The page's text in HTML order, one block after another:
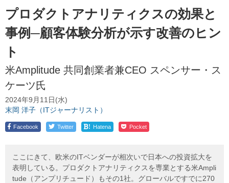
プロダクトアナリティクスの効果と
事例─顧客体験分析が示す改善のヒン
ト
米Amplitude 共同創業者兼CEO スペンサー・ス
ケーツ氏
2024年9月11日(水)
末岡 洋子（ITジャーナリスト）
Facebook Twitter ! Hatena Pocket
ここにきて、欧米のITベンダーが相次いで日本への投資拡大を
表明している。プロダクトアナリティクスを専業とする米Ampli
tude（アンプリチュード）もその1社。グローバルですでに270